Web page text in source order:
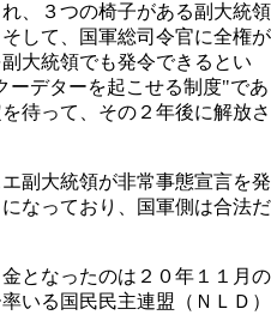
、３つの椅子がある副大統領
して、国軍総司令官に全権が
大統領でも発令できるとい
ーデターを起こせる制度"であ
待って、その２年後に解放さ
副大統領が非常事態宣言を発
なっており、国軍側は合法だ
となったのは２０年１１月の
いる国民民主連盟（ＮＬＤ）